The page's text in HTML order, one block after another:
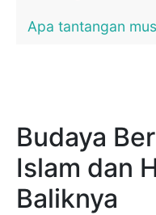
Apa tantangan
Budaya
Islam dan
Baliknya